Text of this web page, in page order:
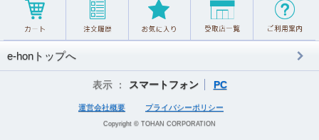
e-honトップへ
表示 ： スマートフォン PC
運営会社概要 プライバシーポリシー
Copyright © TOHAN CORPORATION